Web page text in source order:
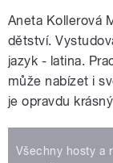
Aneta Kollerová
dětství.
jazyk - latina.
může nabízet i
je opravdu
Všechny hosty a